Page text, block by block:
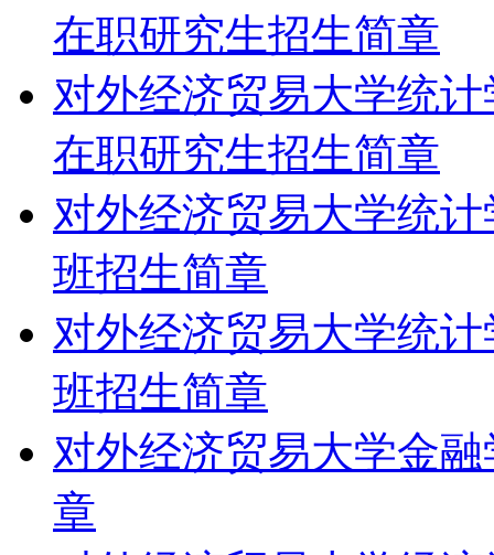
在职研究生招生简章
对外经济贸易大学统
在职研究生招生简章
对外经济贸易大学统
班招生简章
对外经济贸易大学统
班招生简章
对外经济贸易大学金
章